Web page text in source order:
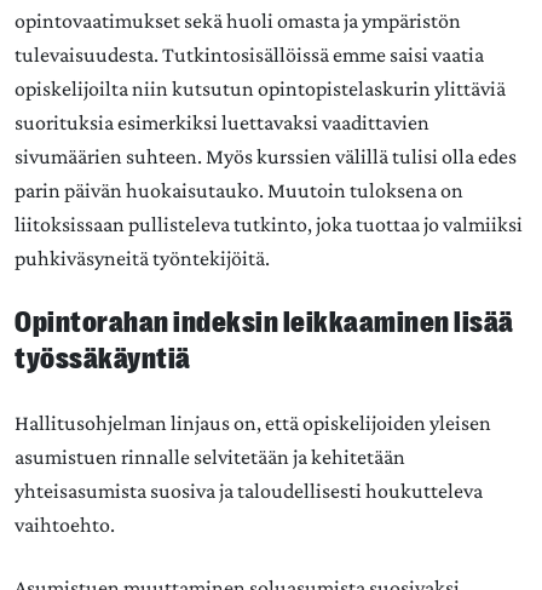
opintovaatimukset sekä huoli omasta ja ympäristön
tulevaisuudesta. Tutkintosisällöissä emme saisi vaatia
opiskelijoilta niin kutsutun opintopistelaskurin ylittäviä
suorituksia esimerkiksi luettavaksi vaadittavien
sivumäärien suhteen. Myös kurssien välillä tulisi olla edes
parin päivän huokaisutauko. Muutoin tuloksena on
liitoksissaan pullisteleva tutkinto, joka tuottaa jo valmiiksi
puhkiväsyneitä työntekijöitä.
Opintorahan indeksin leikkaaminen lisää
työssäkäyntiä
Hallitusohjelman linjaus on, että opiskelijoiden yleisen
asumistuen rinnalle selvitetään ja kehitetään
yhteisasumista suosiva ja taloudellisesti houkutteleva
vaihtoehto.